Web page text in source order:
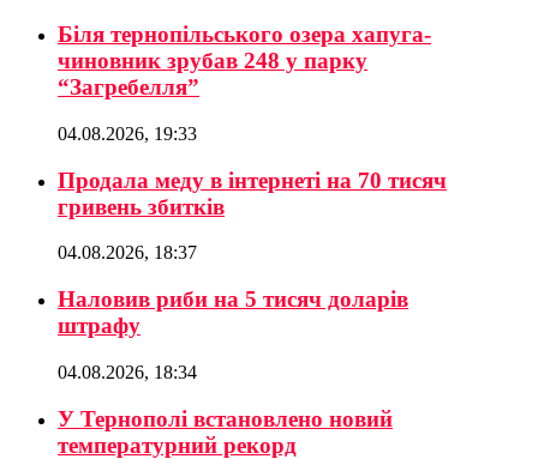
Біля тернопільського озера хапуга-
чиновник зрубав 248 у парку
“Загребелля”
04.08.2026, 19:33
Продала меду в інтернеті на 70 тисяч
гривень збитків
04.08.2026, 18:37
Наловив риби на 5 тисяч доларів
штрафу
04.08.2026, 18:34
У Тернополі встановлено новий
температурний рекорд